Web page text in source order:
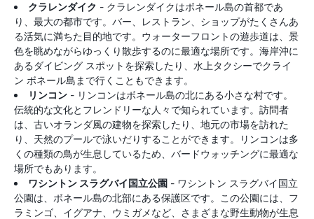
クラレンダイク - クラレンダイクはボネール島の首都であ
り、最大の都市です。バー、レストラン、ショップがたくさんあ
る活気に満ちた目的地です。ウォーターフロントの遊歩道は、景
色を眺めながらゆっくり散歩するのに最適な場所です。海岸沖に
あるダイビング スポットを探索したり、水上タクシーでクライ
ン ボネール島まで行くこともできます。
リンコン - リンコンはボネール島の北にある小さな村です。
伝統的な文化とフレンドリーな人々で知られています。訪問者
は、古いオランダ風の建物を探索したり、地元の市場を訪れた
り、天然のプールで泳いだりすることができます。リンコンは多
くの種類の鳥が生息しているため、バードウォッチングに最適な
場所でもあります。
ワシントン スラグバイ国立公園 - ワシントン スラグバイ国立
公園は、ボネール島の北部にある保護区です。この公園には、フ
ラミンゴ、イグアナ、ウミガメなど、さまざまな野生動物が生息